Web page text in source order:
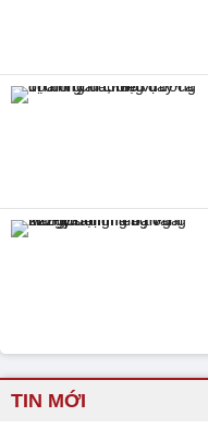
TIN MỚI